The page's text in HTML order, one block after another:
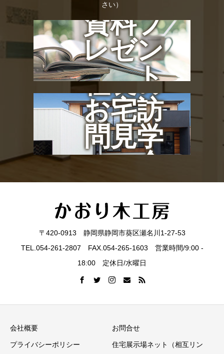
さい）
資料プ
レゼン
ト
社長の
お宅訪
問見学
会
〒420-0913 静岡県静岡市葵区瀬名川1-27-53
TEL.054-261-2807 FAX.054-265-1603 営業時間/9:00 -
18:00 定休日/水曜日
会社概要 お問合せ
プライバシーポリシー 住宅展示場ネット（相互リン